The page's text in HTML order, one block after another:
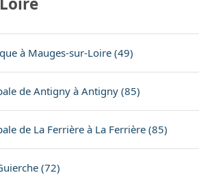
à Mauges-sur-Loire (49)
de Antigny à Antigny (85)
de La Ferrière à La Ferrière (85)
(72)